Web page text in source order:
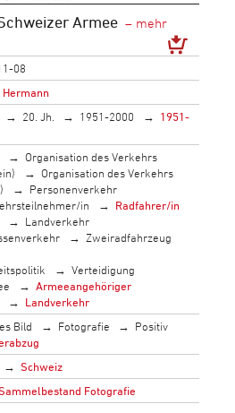
Armee
08
Hermann
20. Jh. 1951-2000
1951-
Organisation des Verkehrs
Organisation des Verkehrs
Personenverkehr
in
Radfahrer/in
Landverkehr
Zweiradfahrzeug
Verteidigung
Armeeangehöriger
Landverkehr
Bild Fotografie
Positiv
Schweiz
Fotografie